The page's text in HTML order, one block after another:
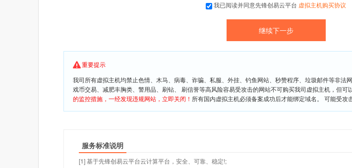
我已阅读并同意先锋创易云平台 虚拟主机购买协议
重要提示
我司所有虚拟主机均禁止色情、木马、病毒、诈骗、私服、外挂、钓鱼网站、秒赞程序、垃圾邮件等非
戏币交易、减肥丰胸类、警用品、刷钻、 刷信誉等高风险容易受攻击的网站不可购买我司虚拟主机，但可
的监控措施，一经发现违规网站，立即关闭！ 所有国内虚拟主机必须备案成功后才能绑定域名。 可能受攻
服务标准说明
[1] 基于先锋创易云平台云计算平台，安全、可靠、稳定!;